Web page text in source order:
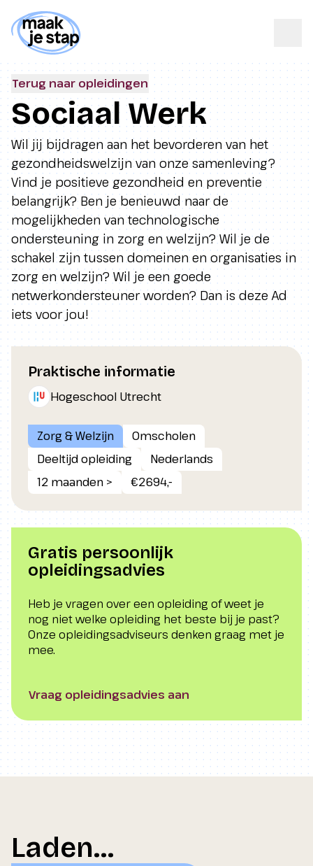
Terug naar opleidingen
Sociaal Werk
Wil jij bijdragen aan het bevorderen van het
gezondheidswelzijn van onze samenleving?
Vind je positieve gezondheid en preventie
belangrijk? Ben je benieuwd naar de
mogelijkheden van technologische
ondersteuning in zorg en welzijn? Wil je de
schakel zijn tussen domeinen en organisaties in
zorg en welzijn? Wil je een goede
netwerkondersteuner worden? Dan is deze Ad
iets voor jou!
Praktische informatie
Hogeschool Utrecht
Zorg & Welzijn
Omscholen
Deeltijd opleiding
Nederlands
12 maanden >
€2694,-
Gratis persoonlijk
opleidingsadvies
Heb je vragen over een opleiding of weet je
nog niet welke opleiding het beste bij je past?
Onze opleidingsadviseurs denken graag met je
mee.
Vraag opleidingsadvies aan
Laden...